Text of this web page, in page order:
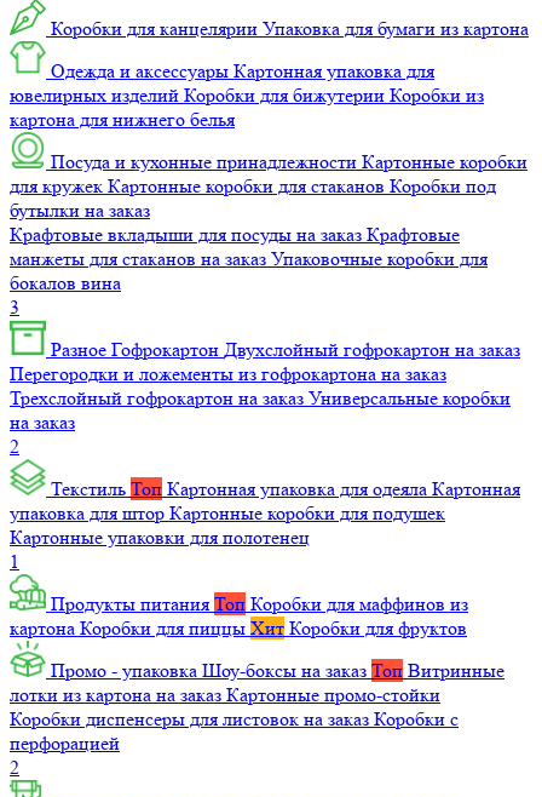
Коробки для канцелярии Упаковка для бумаги из картона
Одежда и аксессуары Картонная упаковка для
ювелирных изделий Коробки для бижутерии Коробки из
картона для нижнего белья
Посуда и кухонные принадлежности Картонные коробки
для кружек Картонные коробки для стаканов Коробки под
бутылки на заказ
Крафтовые вкладыши для посуды на заказ Крафтовые
манжеты для стаканов на заказ Упаковочные коробки для
бокалов вина
3
Разное Гофрокартон Двухслойный гофрокартон на заказ
Перегородки и ложементы из гофрокартона на заказ
Трехслойный гофрокартон на заказ Универсальные коробки
на заказ
2
Текстиль Топ Картонная упаковка для одеяла Картонная
упаковка для штор Картонные коробки для подушек
Картонные упаковки для полотенец
1
Продукты питания Топ Коробки для маффинов из
картона Коробки для пиццы Хит Коробки для фруктов
Промо - упаковка Шоу-боксы на заказ Топ Витринные
лотки из картона на заказ Картонные промо-стойки
Коробки диспенсеры для листовок на заказ Коробки с
перфорацией
2